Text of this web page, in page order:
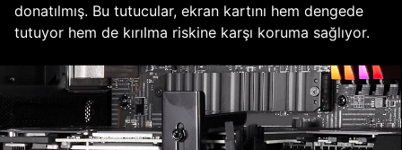
donatılmış. Bu tutucular, ekran kartını hem dengede
tutuyor hem de kırılma riskine karşı koruma sağlıyor.